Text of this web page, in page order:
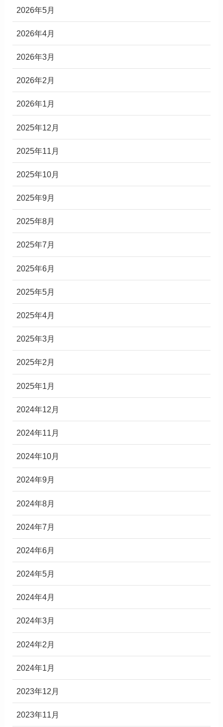
2026年5月
2026年4月
2026年3月
2026年2月
2026年1月
2025年12月
2025年11月
2025年10月
2025年9月
2025年8月
2025年7月
2025年6月
2025年5月
2025年4月
2025年3月
2025年2月
2025年1月
2024年12月
2024年11月
2024年10月
2024年9月
2024年8月
2024年7月
2024年6月
2024年5月
2024年4月
2024年3月
2024年2月
2024年1月
2023年12月
2023年11月